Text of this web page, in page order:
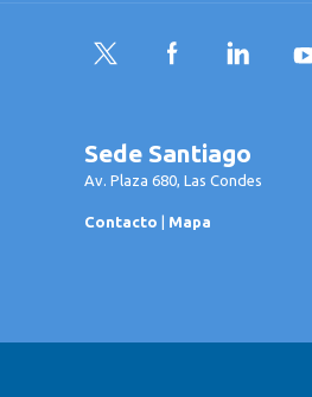
Twitter FacebookLinkedIn
Sede Santiago
Av. Plaza 680, Las Condes
Contacto | Mapa